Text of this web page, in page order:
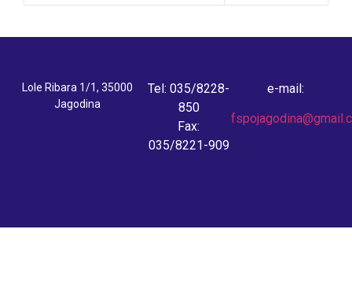
Lole Ribara 1/1, 35000
Jagodina
Tel: 035/8228-
850
Fax:
035/8221-909
e-mail: